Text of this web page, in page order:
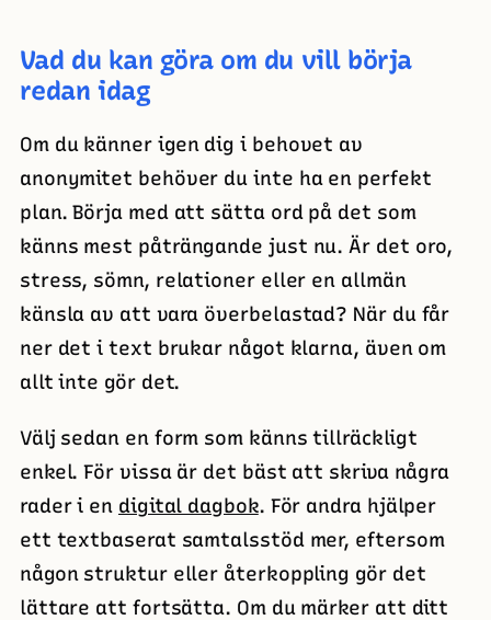
Vad du kan göra om du vill börja
redan idag
Om du känner igen dig i behovet av
anonymitet behöver du inte ha en perfekt
plan. Börja med att sätta ord på det som
känns mest påträngande just nu. Är det oro,
stress, sömn, relationer eller en allmän
känsla av att vara överbelastad? När du får
ner det i text brukar något klarna, även om
allt inte gör det.
Välj sedan en form som känns tillräckligt
enkel. För vissa är det bäst att skriva några
rader i en digital dagbok. För andra hjälper
ett textbaserat samtalsstöd mer, eftersom
någon struktur eller återkoppling gör det
lättare att fortsätta. Om du märker att ditt